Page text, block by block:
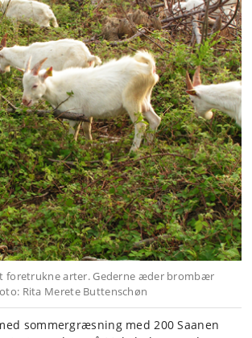
foretrukne arter. Gederne æder brombær
Rita Merete Buttenschøn
sommergræsning med 200 Saanen